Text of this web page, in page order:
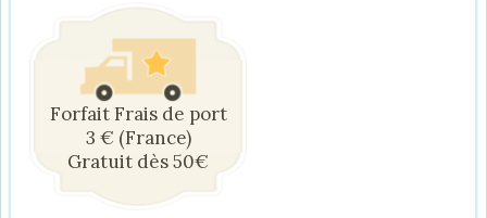
Forfait Frais de port
3 € (France)
Gratuit dès 50€